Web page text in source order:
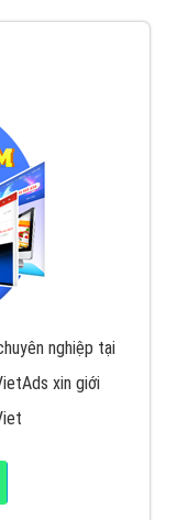
nghiệp tại
xin giới